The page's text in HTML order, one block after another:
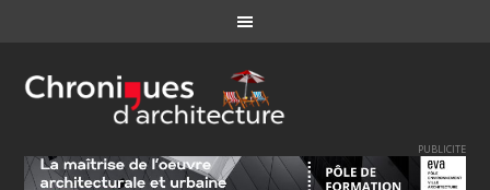
PUBLICITE